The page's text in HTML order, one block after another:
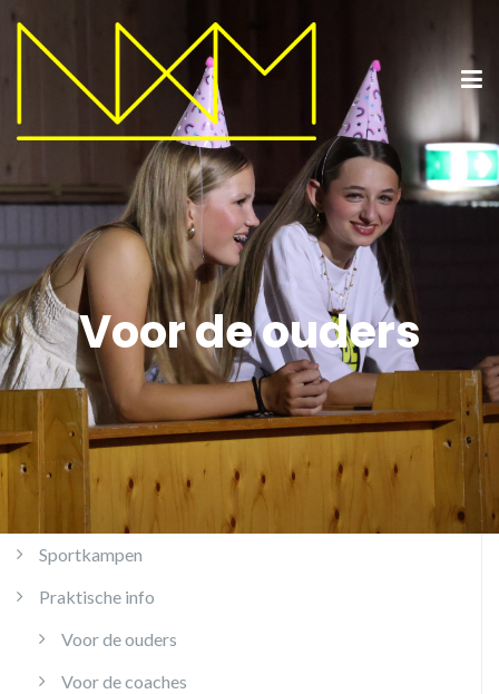
Voor de ouders
Sportkampen
Praktische info
Voor de ouders
Voor de coaches